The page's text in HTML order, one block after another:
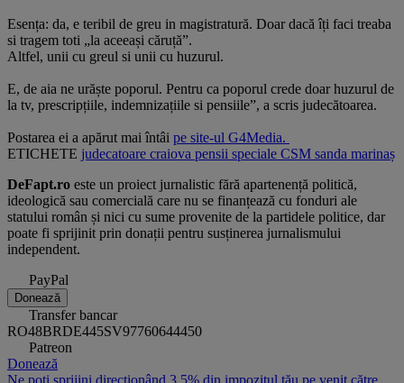
Esența: da, e teribil de greu in magistratură. Doar dacă îți faci treaba
si tragem toti „la aceeași căruță”.
Altfel, unii cu greul si unii cu huzurul.
E, de aia ne urăște poporul. Pentru ca poporul crede doar huzurul de
la tv, prescripțiile, indemnizațiile si pensiile”, a scris judecătoarea.
Postarea ei a apărut mai întâi pe site-ul G4Media.
ETICHETE judecatoare craiova pensii speciale CSM sanda marinaș
DeFapt.ro este un proiect jurnalistic fără apartenență politică,
ideologică sau comercială care nu se finanțează cu fonduri ale
statului român și nici cu sume provenite de la partidele politice, dar
poate fi sprijinit prin donații pentru susținerea jurnalismului
independent.
PayPal
Donează
Transfer bancar
RO48BRDE445SV97760644450
Patreon
Donează
Ne poți sprijini direcționând 3,5% din impozitul tău pe venit către